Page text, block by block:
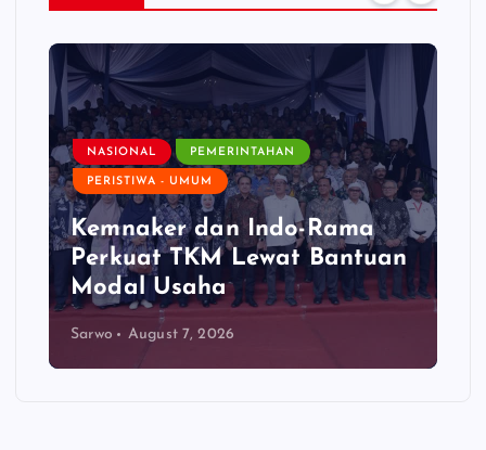
NASIONAL PEMERINTAHAN
PERISTIWA - UMUM
Kemnaker dan Indo-Rama
Perkuat TKM Lewat Bantuan
Modal Usaha
Sarwo August 7, 2026